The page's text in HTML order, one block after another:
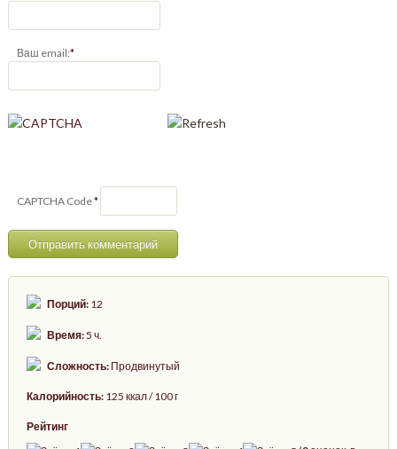
Ваш email:*
CAPTCHA Code*
Порций:12
Время:5 ч.
Сложность:Продвинутый
Калорийность:125 ккал / 100 г
Рейтинг